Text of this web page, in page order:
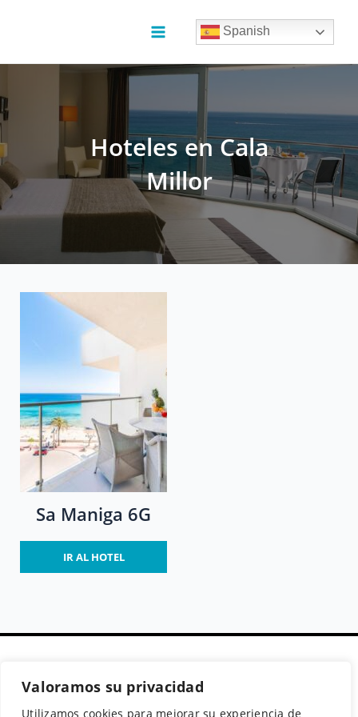
Valoramos su privacidad
Utilizamos cookies para mejorar su experiencia de
Main
Menu
Spanish
Hoteles en Cala
Millor
Sa Maniga 6G
IR AL HOTEL
Secciones Políticas